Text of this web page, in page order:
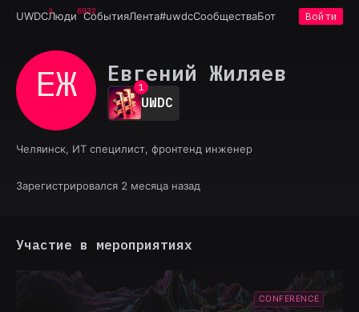
UWDCЛюди6932
СобытияЛента#uwdcСообществаБот Войти
ЕЖ Евгений Жиляев
0
1
2
3
5
7
UWDC
Челяинск, ИТ специлист, фронтенд инженер
Зарегистрировался 2 месяца назад
Участие в мероприятиях
CONFERENCE